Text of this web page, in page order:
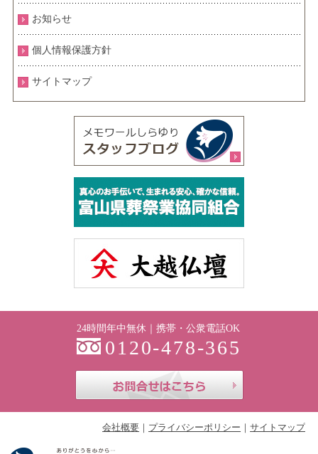
お知らせ
個人情報保護方針
サイトマップ
24時間年中無休｜携帯・公衆電話OK
0120-478-365
会社概要 プライバシーポリシー サイトマップ